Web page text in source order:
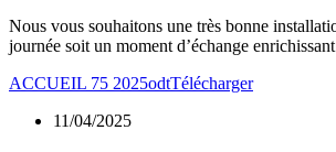
Nous vous souhaitons une très bonne
journée soit un moment d’échange
ACCUEIL 75 2025odtTélécharger
11/04/2025